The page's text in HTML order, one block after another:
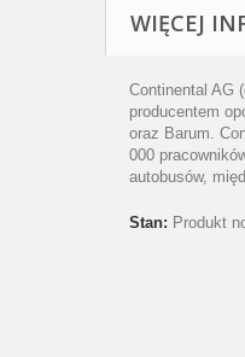
WIĘCEJ
Continental AG
producentem
oraz Barum.
000
autobusów,
Stan: Produkt